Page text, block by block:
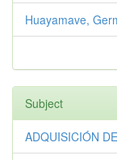
Huayamave,
Subject
ADQUISICIÓN